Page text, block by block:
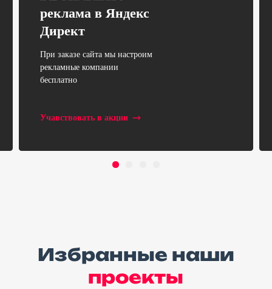
реклама в Яндекс
Директ
При заказе сайта мы настроим
рекламные компании
бесплатно
Учавствовать в акции
Избранные наши
проекты